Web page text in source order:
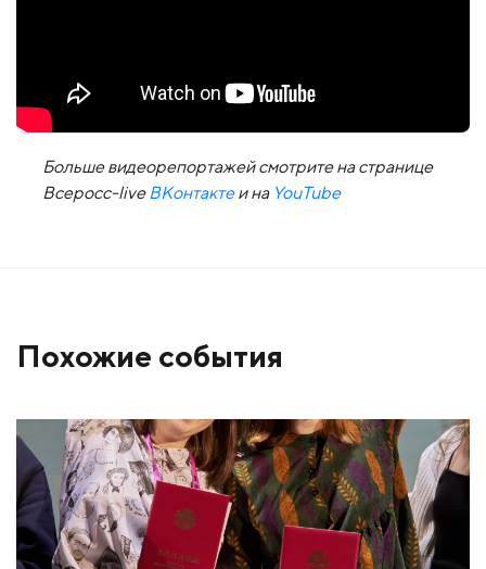
Больше видеорепортажей смотрите на странице
Всеросс-liveВКонтактеи на YouTube
Похожие события